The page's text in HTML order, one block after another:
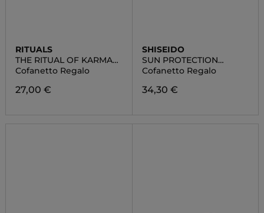
RITUALS
THE RITUAL OF KARMA
SMALL
Cofanetto Regalo
27,00 €
SHISEIDO
SUN PROTECTION
POUCH SET
Cofanetto Regalo
34,30 €